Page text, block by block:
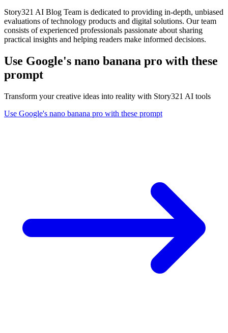
Story321 AI Blog Team is dedicated to providing in-depth, unbiased
evaluations of technology products and digital solutions. Our team
consists of experienced professionals passionate about sharing
practical insights and helping readers make informed decisions.
Use Google's nano banana pro with these
prompt
Transform your creative ideas into reality with Story321 AI tools
Use Google's nano banana pro with these prompt